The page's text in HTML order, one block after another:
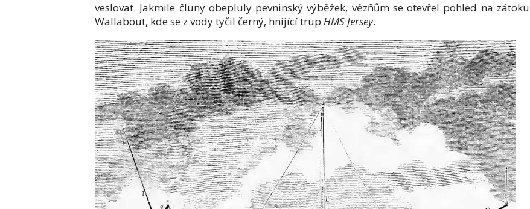
veslovat. Jakmile čluny obepluly pevninský výběžek, vězňům se otevřel pohled na zátoku
Wallabout, kde se z vody tyčil černý, hnijící trup HMS Jersey.